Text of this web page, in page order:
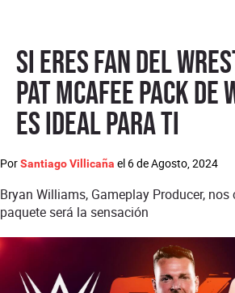
Si eres fan del
Pat McAfee Pack de
es ideal para ti
PorSantiago Villicaña el 6 de Agosto, 2024
Bryan Williams, Gameplay Producer,
paquete será la sensación